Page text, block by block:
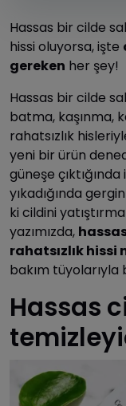
Hassas bir cilde
hissi oluyorsa, işte
gereken her şey!
Hassas bir cilde
batma, kaşınma,
rahatsızlık
yeni bir ürün
güneşe
yıkadığında
ki cildini
yazımızda,
rahatsızlık hissi
bakım tüyolarıyla
Hassas